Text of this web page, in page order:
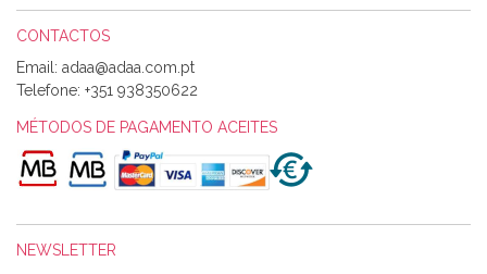
Alexandra Morais
Olá boa Noite. Os meus tecidos chegaram hoje. Muito
obrigada pelo miminho que dá um jeitaço pras minhas linhas
de bordar e não sei o que pões nos tecidos, mas que cheiram
maravilhosamente ... cheiram! :) Muito Obrigada.
CONTACTOS
Email:
Telefone: +351 938350622
MÉTODOS DE PAGAMENTO ACEITES
NEWSLETTER